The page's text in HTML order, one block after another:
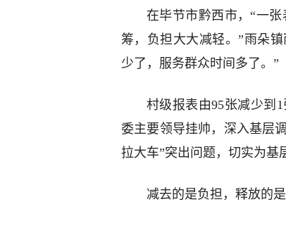
在毕节市黔西市，“一
筹，负担大大减轻。”雨朵
少了，服务群众时间多了。”
村级报表由95张减少到
委主要领导挂帅，深入基层
拉大车”突出问题，切实为基
减去的是负担，释放的